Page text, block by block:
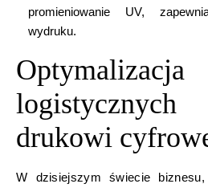
promieniowanie UV,
wydruku.
drukowi
W dzisiejszym świecie